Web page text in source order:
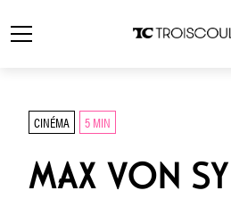
CINÉMA 5 MIN
MAX VON